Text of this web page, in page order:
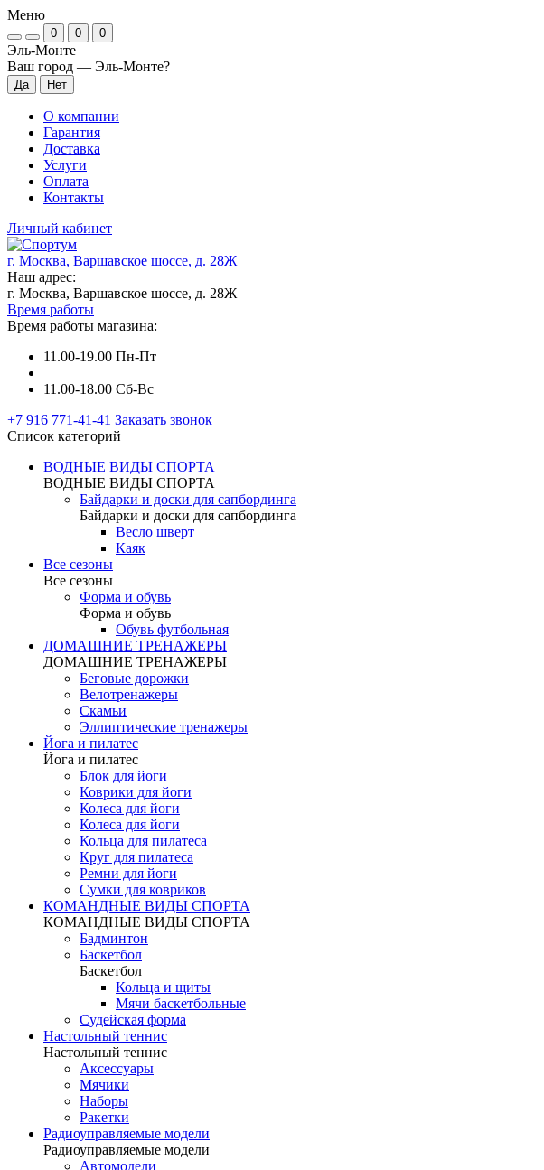
Меню
0 0 0
Эль-Монте
Ваш город — Эль-Монте?
О компании
Гарантия
Доставка
Услуги
Оплата
Контакты
Личный кабинет
г. Москва, Варшавское шоссе, д. 28Ж
Наш адрес:
г. Москва, Варшавское шоссе, д. 28Ж
Время работы
Время работы магазина:
11.00-19.00 Пн-Пт
11.00-18.00 Сб-Вс
+7 916 771-41-41 Заказать звонок
Список категорий
ВОДНЫЕ ВИДЫ СПОРТА
ВОДНЫЕ ВИДЫ СПОРТА
Байдарки и доски для сапбординга
Байдарки и доски для сапбординга
Весло шверт
Каяк
Все сезоны
Все сезоны
Форма и обувь
Форма и обувь
Обувь футбольная
ДОМАШНИЕ ТРЕНАЖЕРЫ
ДОМАШНИЕ ТРЕНАЖЕРЫ
Беговые дорожки
Велотренажеры
Скамьи
Эллиптические тренажеры
Йога и пилатес
Йога и пилатес
Блок для йоги
Коврики для йоги
Колеса для йоги
Колеса для йоги
Кольца для пилатеса
Круг для пилатеса
Ремни для йоги
Сумки для ковриков
КОМАНДНЫЕ ВИДЫ СПОРТА
КОМАНДНЫЕ ВИДЫ СПОРТА
Бадминтон
Баскетбол
Баскетбол
Кольца и щиты
Мячи баскетбольные
Судейская форма
Настольный теннис
Настольный теннис
Аксессуары
Мячики
Наборы
Ракетки
Радиоуправляемые модели
Радиоуправляемые модели
Автомодели